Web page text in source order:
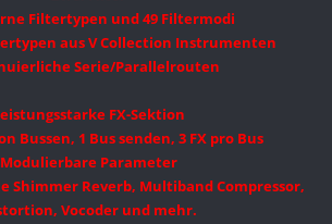
Filtertypen und 49 Filtermodi
aus V Collection Instrumenten
Serie/Parallelrouten
FX-Sektion
Bussen, 1 Bus senden, 3 FX pro Bus
Modulierbare Parameter
Shimmer Reverb, Multiband Compressor,
Vocoder und mehr.